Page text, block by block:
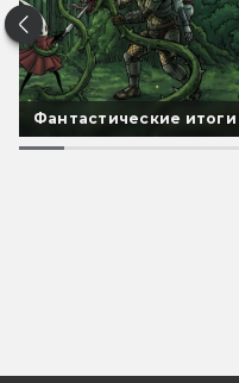
Фантастические итоги